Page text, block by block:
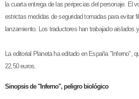
la cuarta entrega de las peripecias del personaje. El
estrictas medidas de seguridad tomadas para evitar
lanzamiento. Los traductores han trabajado aislados
La editorial Planeta ha editado en España "Inferno",
22,50 euros.
Sinopsis de "Inferno", peligro biológico